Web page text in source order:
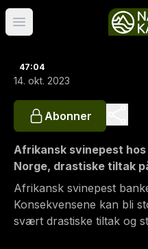
Åpne hovedmeny
47:04
14. okt. 2023
Abonner
Afrikansk svinepest
Norge, drastiske tiltak
Afrikansk svinepest
Konsekvensene kan bli
svært drastiske tiltak og